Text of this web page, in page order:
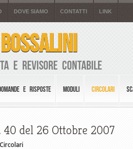
DOVE SIAMO CONTATTI LINK
e Revisore Contabile
E RISPOSTE MODULI CIRCOLARI
40 del 26 Ottobre 2007
Circolari